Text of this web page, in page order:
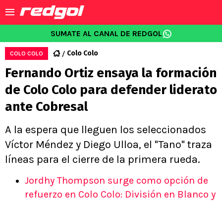
SUMATE AL CANAL DE REDGOL
COLO COLO Colo Colo
Fernando Ortiz ensaya la formación
de Colo Colo para defender liderato
ante Cobresal
A la espera que lleguen los seleccionados
Víctor Méndez y Diego Ulloa, el "Tano" traza
líneas para el cierre de la primera rueda.
Jordhy Thompson surge como opción de
refuerzo en Colo Colo: División en Blanco y